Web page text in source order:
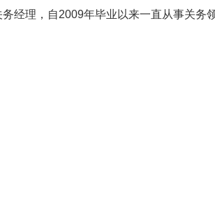
经理，自2009年毕业以来一直从事关务